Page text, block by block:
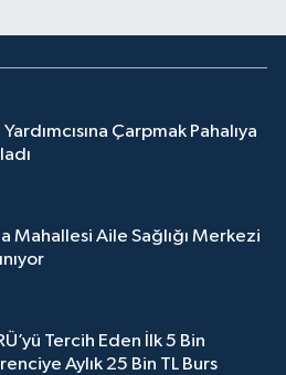
Yardımcısına Çarpmak Pahalıya
Mahallesi Aile Sağlığı Merkezi
Tercih Eden İlk 5 Bin
Aylık 25 Bin TL Burs